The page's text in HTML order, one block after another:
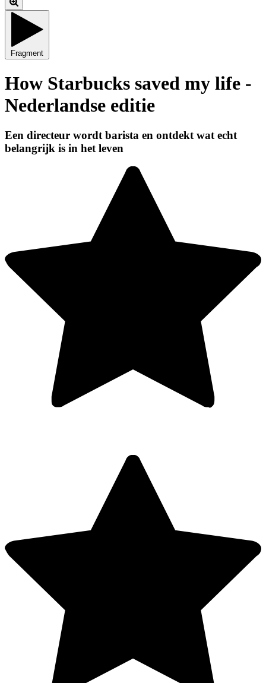
Fragment
How Starbucks saved my life -
Nederlandse editie
Een directeur wordt barista en ontdekt wat echt
belangrijk is in het leven